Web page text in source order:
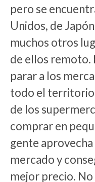
pero se
Unidos, de
muchos otros
de ellos remoto.
parar a los
todo el
de los
comprar en
gente
mercado y
mejor precio. No